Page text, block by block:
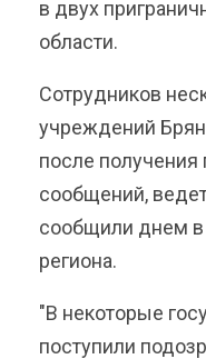
в двух
области.
Сотрудников
учреждений
после
сообщений,
сообщили днем
региона.
"В некоторые
поступили